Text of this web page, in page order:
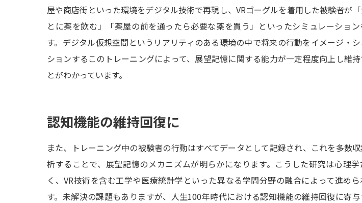
志望校・
併願校選び
大学で学
学問のミニ
屋や商店街といった環境をデジタル技術で再現し、VRゴーグルを着用した被験者が
とに薬を飲む」「薬屋の前を通ったら必要な薬を買う」といったシミュレーション
す。デジタル仮想空間というリアリティのある環境の中で将来の行動をイメージ・
ションするこのトレーニングによって、展望記憶に関する能力が一定程度向上し維
とがわかっています。
認知機能の維持回復に
また、トレーニング中の被験者の行動はすべてデータとして記録され、これを多数
析することで、展望記憶のメカニズムが明らかになります。こうした研究は心理
く、VR技術を含む工学や医療統計学といった異なる学問分野の融合によって進め
す。未解決の課題もありますが、人生100年時代における認知機能の維持回復に寄